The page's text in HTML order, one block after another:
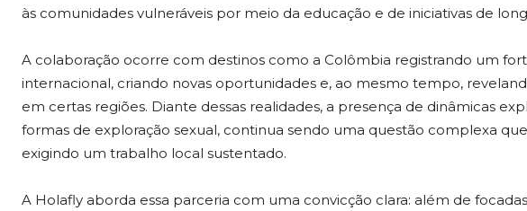
às comunidades vulneráveis por meio da educação e de iniciativas de
A colaboração ocorre com destinos como a Colômbia registrando um
internacional, criando novas oportunidades e, ao mesmo tempo,
em certas regiões. Diante dessas realidades, a presença de dinâmicas
formas de exploração sexual, continua sendo uma questão complexa
exigindo um trabalho local sustentado.
A Holafly aborda essa parceria com uma convicção clara: além de